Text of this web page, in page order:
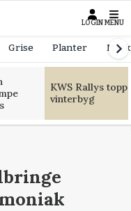
LOGIN MENU
Grise Planter
KWS Rallys
vinterbyg